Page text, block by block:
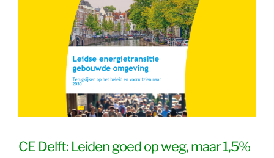
CE Delft: Leiden goed op weg, maar 1,5%